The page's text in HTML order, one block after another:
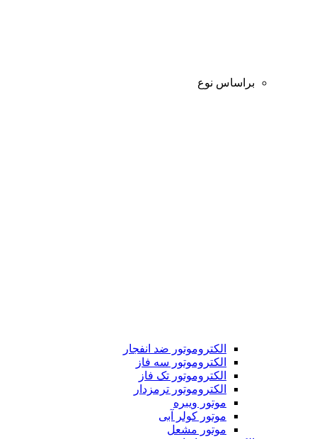
براساس نوع
الکتروموتور ضد انفجار
الکتروموتور سه فاز
الکتروموتور تک فاز
الکتروموتور ترمزدار
موتور ویبره
موتور کولر آبی
موتور مشعل